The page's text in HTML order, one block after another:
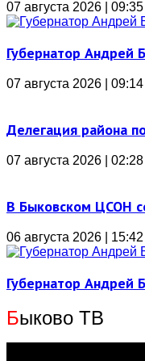
07 августа 2026 | 09:35
Губернатор Андрей
07 августа 2026 | 09:14
Делегация района
07 августа 2026 | 02:28
В Быковском ЦСОН
06 августа 2026 | 15:42
Губернатор Андрей
Быково ТВ